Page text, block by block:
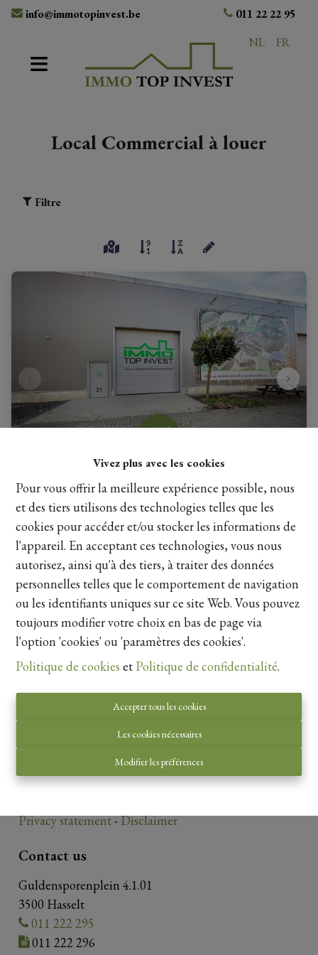
Vivez plus avec les cookies
Pour vous offrir la meilleure expérience possible, nous
et des tiers utilisons des technologies telles que les
cookies pour accéder et/ou stocker les informations de
l'appareil. En acceptant ces technologies, vous nous
autorisez, ainsi qu'à des tiers, à traiter des données
personnelles telles que le comportement de navigation
ou les identifiants uniques sur ce site Web. Vous pouvez
toujours modifier votre choix en bas de page via
l'option 'cookies' ou 'paramètres des cookies'.
Politique de cookies et Politique de confidentialité.
Accepter tous les cookies
Les cookies nécessaires
Modifier les préférences
info@immotopinvest.be
011 22 22 95
NL
FR
Local Commercial à louer
Filtre
Magazijn met bureel
Trichterheideweg 11 Hal 31, 3500 Hasselt|Ref: 25521
€ 1.500 /mois
180 m²
Autorité de surveillance:
Institut professionnel des courtiers immobiliers,
Luxemburgstraat 16B 1000 Bruxelles. Sous réserve
Privacy statement-Disclaimer
Contact us
Guldensporenplein 4.1.01
3500 Hasselt
011 222 295
011 222 296